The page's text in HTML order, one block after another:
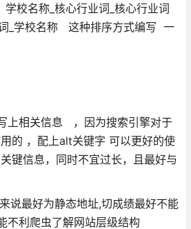
校名称_核心行业词_核心行业词
_学校名称 这种排序方式编写 一
上相关信息 ，因为搜索引擎对于
的 ，配上alt关键字 可以更好的使
键信息，同时不宜过长，且最好与
说最好为静态地址,切成绩最好不能
不利爬虫了解网站层级结构